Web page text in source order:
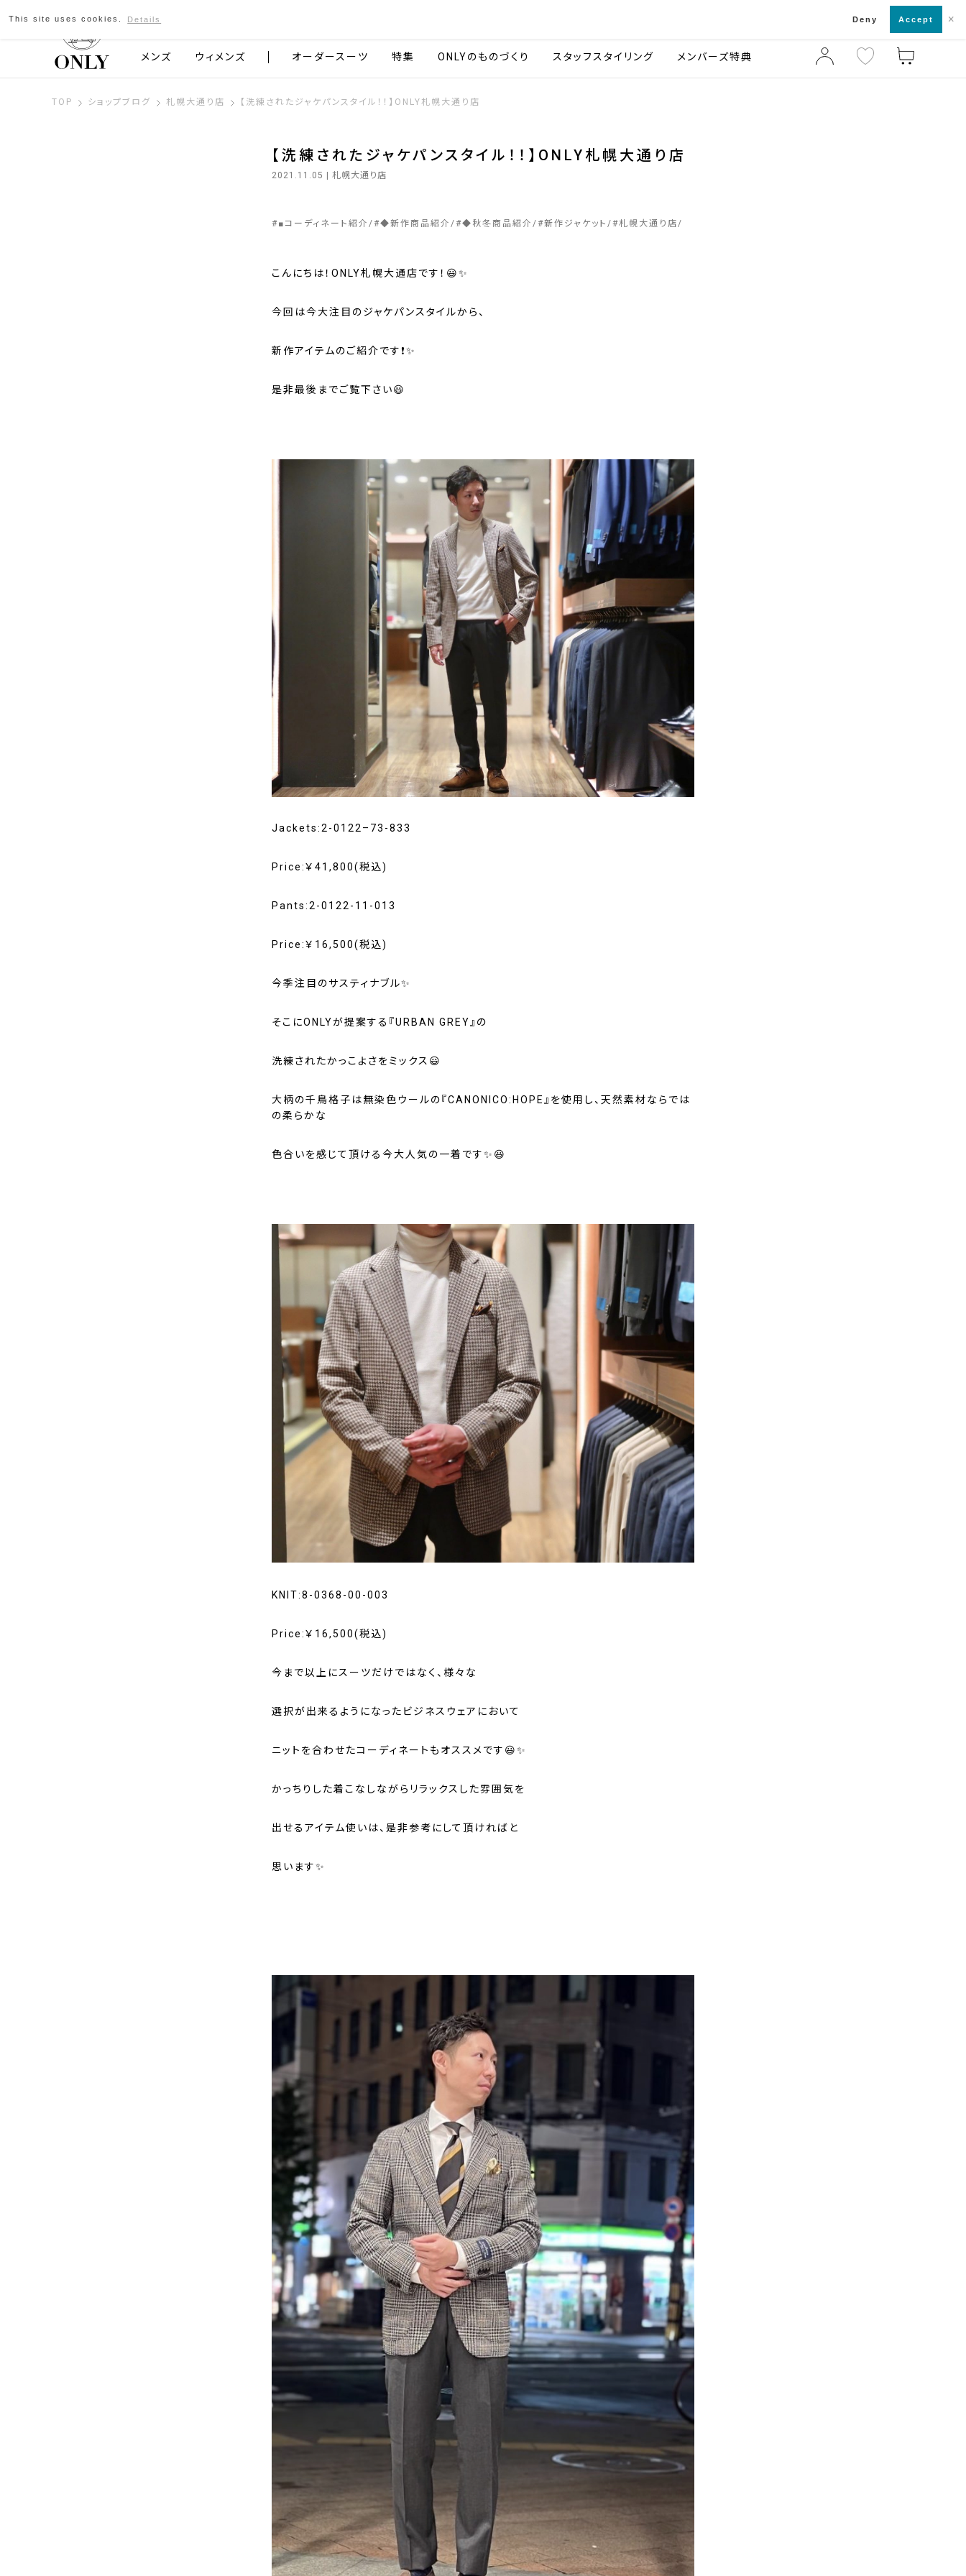
京都発のスーツブランド ONLY 店舗一覧・来店予約
メンズ ウィメンズ オーダースーツ 特集 ONLYのものづくり スタッフスタイリング メンバーズ特典
TOP ショップブログ 札幌大通り店 【洗練されたジャケパンスタイル！！】ONLY札幌大通り店
【洗練されたジャケパンスタイル！！】ONLY札幌大通り店
2021.11.05 | 札幌大通り店
#■コーディネート紹介 #◆新作商品紹介 #◆秋冬商品紹介 #新作ジャケット #札幌大通り店
こんにちは！ONLY札幌大通店です！😃✨
今回は今大注目のジャケパンスタイルから、
新作アイテムのご紹介です❗✨
是非最後までご覧下さい😃
Jackets:2-0122–73-833
Price:￥41,800(税込)
Pants:2-0122-11-013
Price:￥16,500(税込)
今季注目のサスティナブル✨
そこにONLYが提案する『URBAN GREY』の
洗練されたかっこよさをミックス😃
大柄の千鳥格子は無染色ウールの『CANONICO:HOPE』を使用し、天然素材ならでは
の柔らかな
色合いを感じて頂ける今大人気の一着です✨😃
KNIT:8-0368-00-003
Price:￥16,500(税込)
今まで以上にスーツだけではなく、様々な
選択が出来るようになったビジネスウェアにおいて
ニットを合わせたコーディネートもオススメです😃✨
かっちりした着こなしながらリラックスした雰囲気を
出せるアイテム使いは、是非参考にして頂ければと
思います✨
This site uses cookies. Details Deny Accept ×